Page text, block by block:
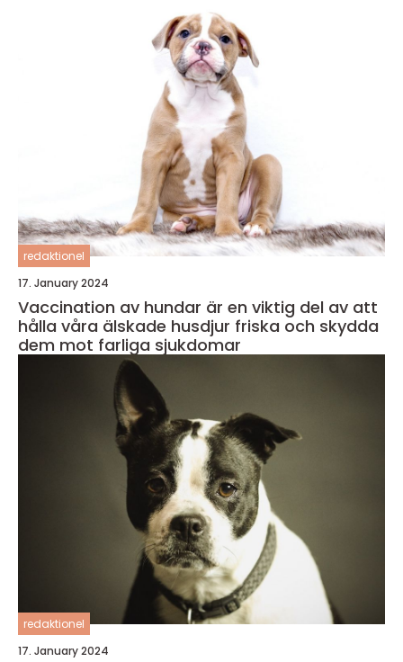
redaktionel
17. January 2024
Vaccination av hundar är en viktig del av att
hålla våra älskade husdjur friska och skydda
dem mot farliga sjukdomar
redaktionel
17. January 2024